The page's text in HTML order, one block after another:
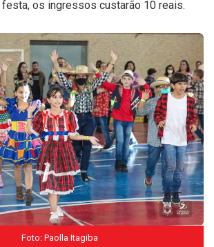
os ingressos custarão 10 reais.
Foto: Paolla Itagiba